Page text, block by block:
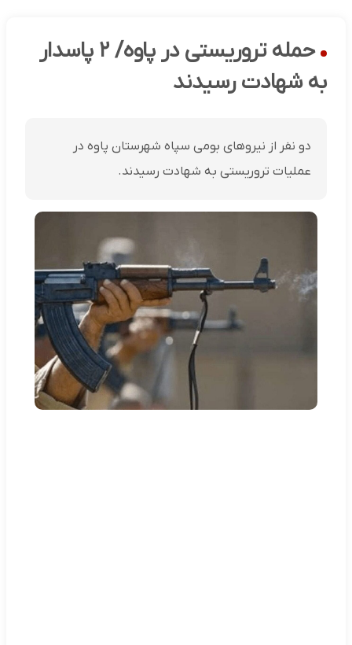
حمله تروریستی در پاوه/ ۲ پاسدار
به شهادت رسیدند
دو نفر از نیروهای بومی سپاه شهرستان پاوه در
عملیات تروریستی به شهادت رسیدند.